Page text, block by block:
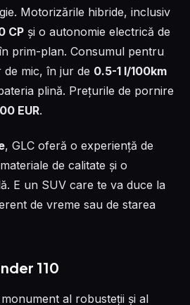
Motorizările hibride, inclusiv
CP și o autonomie electrică de
prim-plan. Consumul pentru
de mic, în jur de 0.5-1 l/100km
plină. Prețurile de pornire
EUR.
, GLC oferă o experiență de
de calitate și o
E un SUV care te va duce la
de vreme sau de starea
110
al robusteții și al